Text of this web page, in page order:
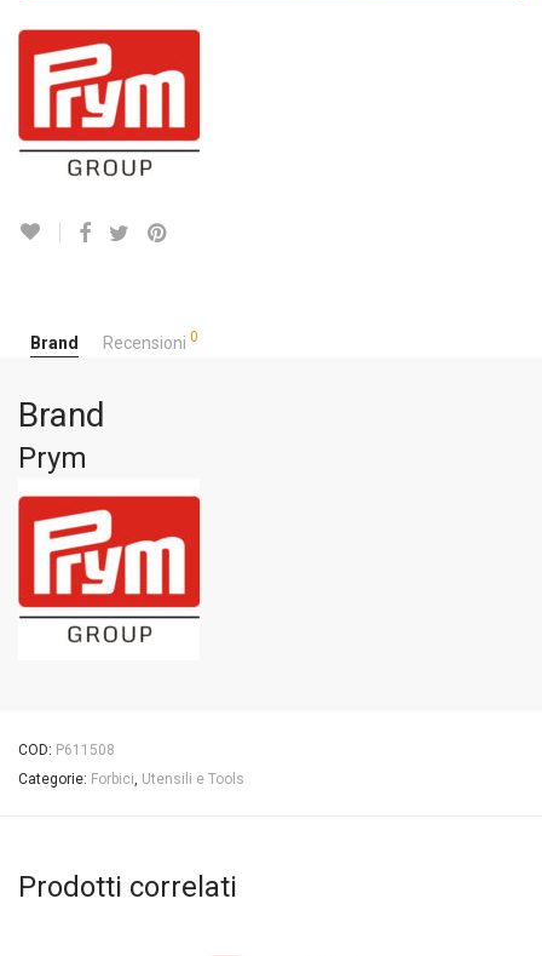
Brand Recensioni 0
Brand
Prym
COD: P611508
Categorie: Forbici Utensili e Tools
Prodotti correlati